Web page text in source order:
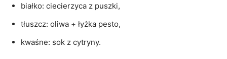
białko: ciecierzyca z puszki,
tłuszcz: oliwa + łyżka pesto,
kwaśne: sok z cytryny.